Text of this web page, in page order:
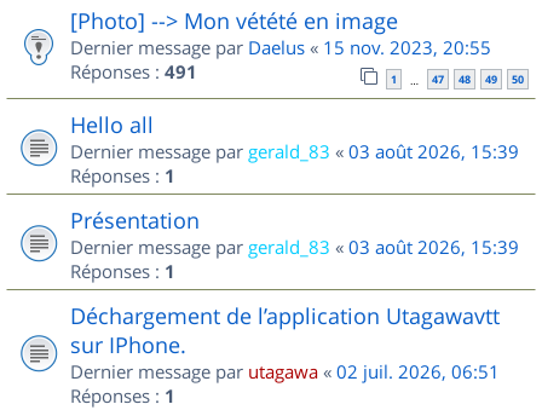
[Photo] --> Mon vétété en image
Dernier message par Daelus « 15 nov. 2023, 20:55
Réponses : 491 1 … 47 48 49 50
Hello all
Dernier message par gerald_83 « 03 août 2026, 15:39
Réponses : 1
Présentation
Dernier message par gerald_83 « 03 août 2026, 15:39
Réponses : 1
Déchargement de l’application Utagawavtt
sur IPhone.
Dernier message par utagawa « 02 juil. 2026, 06:51
Réponses : 1